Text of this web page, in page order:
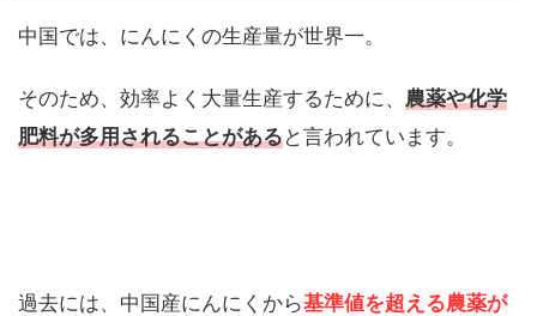
中国では、にんにくの生産量が世界一。
そのため、効率よく大量生産するために、 農薬や化学
肥料が多用されることがあると言われています。
過去には、中国産にんにくから基準値を超える農薬が